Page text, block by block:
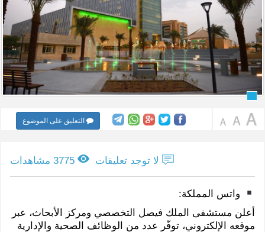
التعليق على الموضوع
لا توجد تعليقات 3775 مشاهدات
واتس المملكة:
أعلن مستشفى الملك فيصل التخصصي ومركز الأبحاث، عبر
موقعه الإلكتروني، توفّر عدد من الوظائف الصحية والإدارية